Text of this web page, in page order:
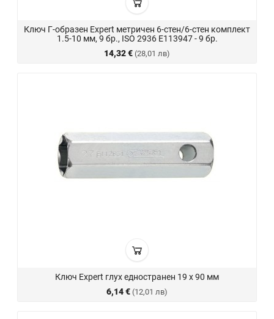
Ключ Г-образен Expert метричен 6-стен/6-стен комплект
1.5-10 мм, 9 бр., ISO 2936 E113947 - 9 бр.
14,32 € (28,01 лв)
Ключ Expert глух едностранен 19 х 90 мм
6,14 € (12,01 лв)